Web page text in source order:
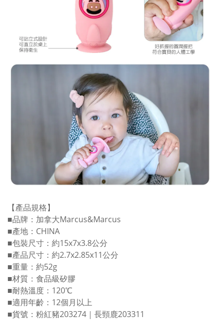
【產品規格】
■品牌：加拿大Marcus&Marcus
■產地：CHINA
■包裝尺寸：約15x7x3.8公分
■產品尺寸：約2.7x2.85x11公分
■重量：約52g
■材質：食品級矽膠
■耐熱溫度：120℃
■適用年齡：12個月以上
■貨號：粉紅豬203274｜長頸鹿203311